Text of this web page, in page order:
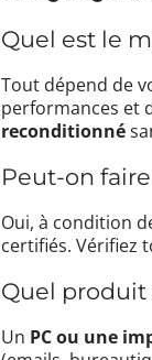
Quel est le
Tout dépend de
performances et
reconditionné
Peut-on
Oui, à condition
certifiés. Vérifiez
Quel produit
Un PC ou une